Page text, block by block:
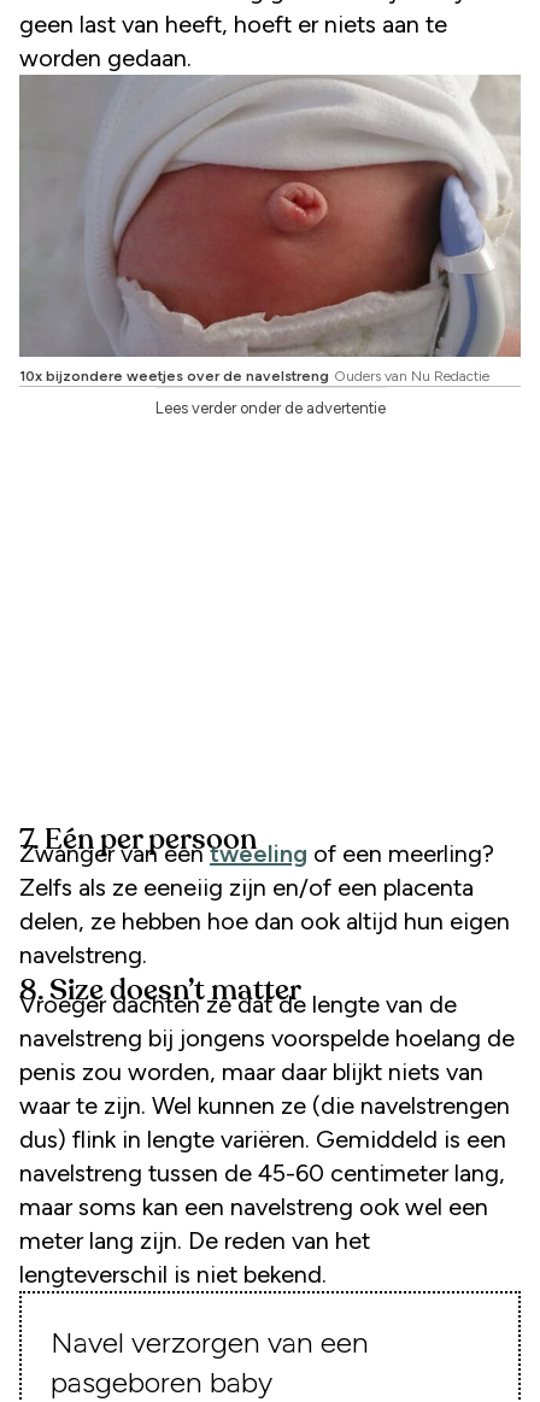
geen last van heeft, hoeft er niets aan te
worden gedaan.
10x bijzondere weetjes over de navelstreng Ouders van Nu Redactie
Lees verder onder de advertentie
7. Eén per persoon
Zwanger van eentweeling of een meerling?
Zelfs als ze eeneiig zijn en/of een placenta
delen, ze hebben hoe dan ook altijd hun eigen
navelstreng.
8. Size doesn’t matter
Vroeger dachten ze dat de lengte van de
navelstreng bij jongens voorspelde hoelang de
penis zou worden, maar daar blijkt niets van
waar te zijn. Wel kunnen ze (die navelstrengen
dus) flink in lengte variëren. Gemiddeld is een
navelstreng tussen de 45-60 centimeter lang,
maar soms kan een navelstreng ook wel een
meter lang zijn. De reden van het
lengteverschil is niet bekend.
Navel verzorgen van een
pasgeboren baby